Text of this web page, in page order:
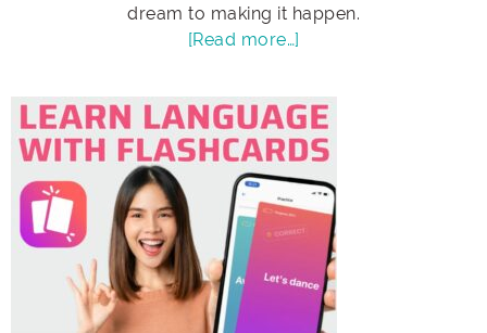
dream to making it happen.
[Read more…]